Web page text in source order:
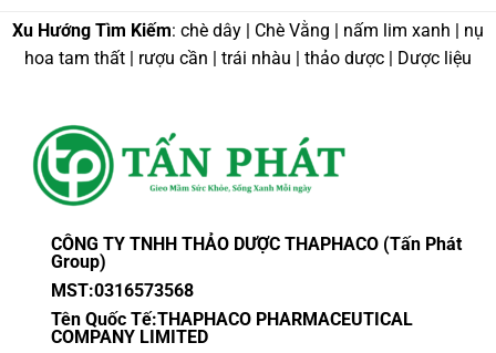
Xu Hướng Tìm Kiếm: chè dây | Chè Vằng | nấm lim xanh | nụ
hoa tam thất | rượu cần | trái nhàu | thảo dược | Dược liệu
CÔNG TY TNHH THẢO DƯỢC THAPHACO (Tấn Phát
Group)
MST:0316573568
Tên Quốc Tế:THAPHACO PHARMACEUTICAL
COMPANY LIMITED